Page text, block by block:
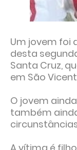
Um jovem foi
desta
Santa Cruz,
em São
O jovem
também